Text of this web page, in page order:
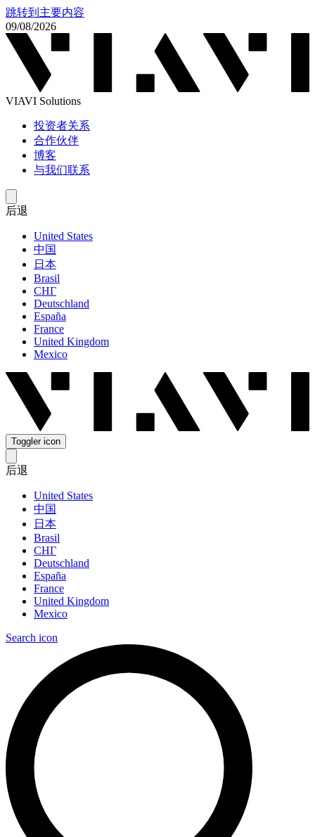
跳转到主要内容
09/08/2026
VIAVI Solutions
投资者关系
合作伙伴
博客
与我们联系
后退
United States
中国
日本
Brasil
СНГ
Deutschland
España
France
United Kingdom
Mexico
Toggler icon
后退
United States
中国
日本
Brasil
СНГ
Deutschland
España
France
United Kingdom
Mexico
Search icon